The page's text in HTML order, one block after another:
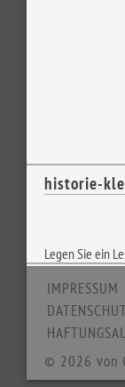
historie-
Legen Sie ein
IMPRESSUM
© 2026 von